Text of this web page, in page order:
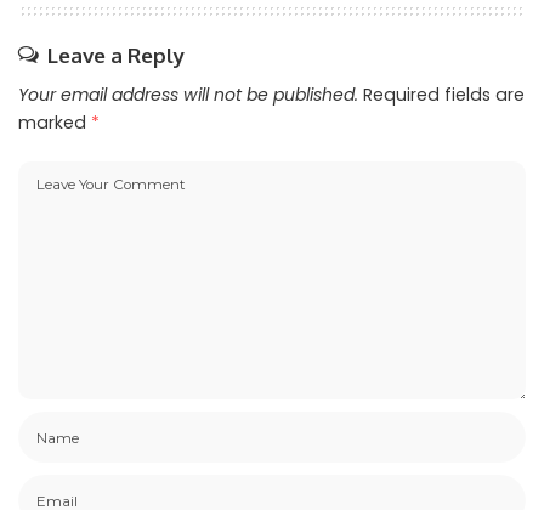
Leave a Reply
Your email address will not be published. Required fields are
marked *